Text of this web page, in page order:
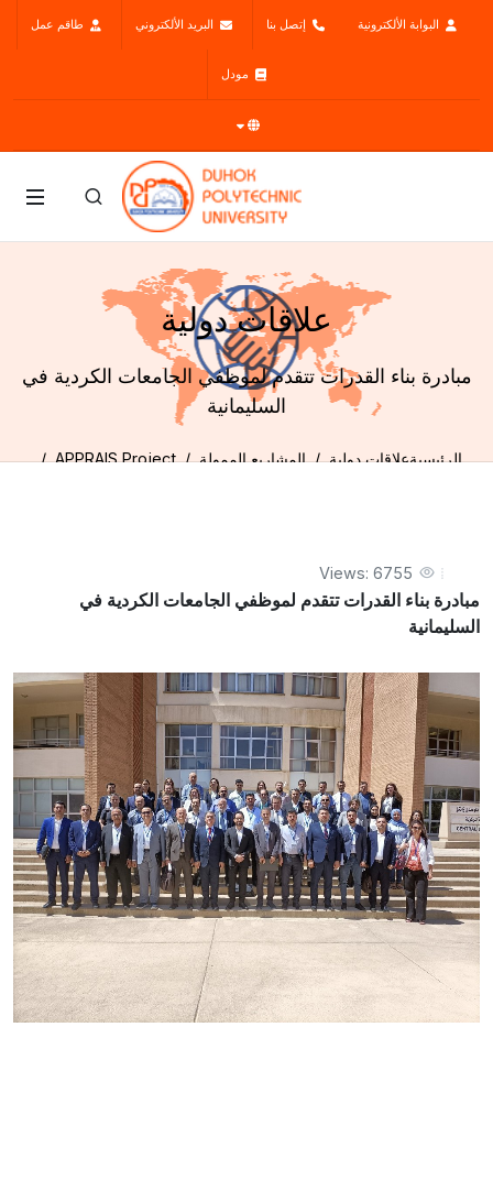
البوابة الألكترونية إتصل بنا البريد الألكتروني طاقم عمل
مودل
علاقات دولية
مبادرة بناء القدرات تتقدم لموظفي الجامعات الكردية في
السليمانية
الرئيسيةعلاقات دولية المشاريع الممولة
APPRAIS Project
Views: 6755
مبادرة بناء القدرات تتقدم لموظفي الجامعات الكردية في
السليمانية